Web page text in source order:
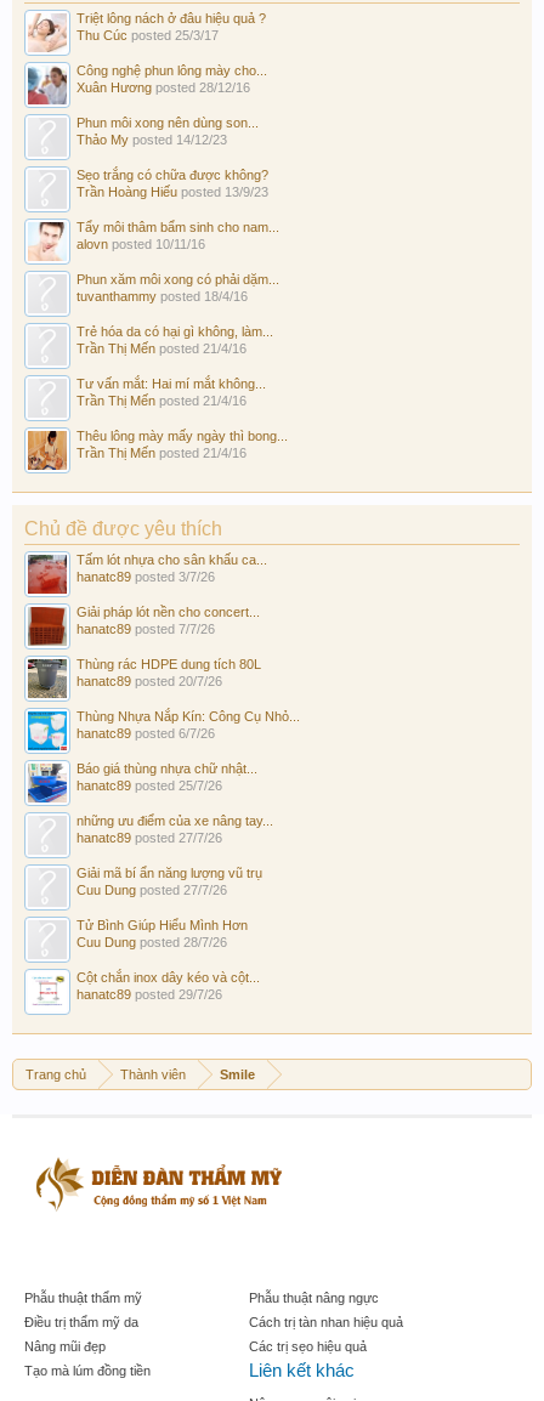
Triệt lông nách ở đâu hiệu quả ?
Thu Cúc posted 25/3/17
Công nghệ phun lông mày cho...
Xuân Hương posted 28/12/16
Phun môi xong nên dùng son...
Thảo My posted 14/12/23
Sẹo trắng có chữa được không?
Trần Hoàng Hiếu posted 13/9/23
Tẩy môi thâm bẩm sinh cho nam...
alovn posted 10/11/16
Phun xăm môi xong có phải dặm...
tuvanthammy posted 18/4/16
Trẻ hóa da có hại gì không, làm...
Trần Thị Mến posted 21/4/16
Tư vấn mắt: Hai mí mắt không...
Trần Thị Mến posted 21/4/16
Thêu lông mày mấy ngày thì bong...
Trần Thị Mến posted 21/4/16
Chủ đề được yêu thích
Tấm lót nhựa cho sân khấu ca...
hanatc89 posted 3/7/26
Giải pháp lót nền cho concert...
hanatc89 posted 7/7/26
Thùng rác HDPE dung tích 80L
hanatc89 posted 20/7/26
Thùng Nhựa Nắp Kín: Công Cụ Nhỏ...
hanatc89 posted 6/7/26
Báo giá thùng nhựa chữ nhật...
hanatc89 posted 25/7/26
những ưu điểm của xe nâng tay...
hanatc89 posted 27/7/26
Giải mã bí ẩn năng lượng vũ trụ
Cuu Dung posted 27/7/26
Tử Bình Giúp Hiểu Mình Hơn
Cuu Dung posted 28/7/26
Cột chắn inox dây kéo và cột...
hanatc89 posted 29/7/26
Trang chủ Thành viên Smile
Phẫu thuật thẩm mỹ
Điều trị thẩm mỹ da
Nâng mũi đẹp
Tạo mà lúm đồng tiền
Phẫu thuật nâng ngực
Cách trị tàn nhan hiệu quả
Các trị sẹo hiệu quả
Liên kết khác